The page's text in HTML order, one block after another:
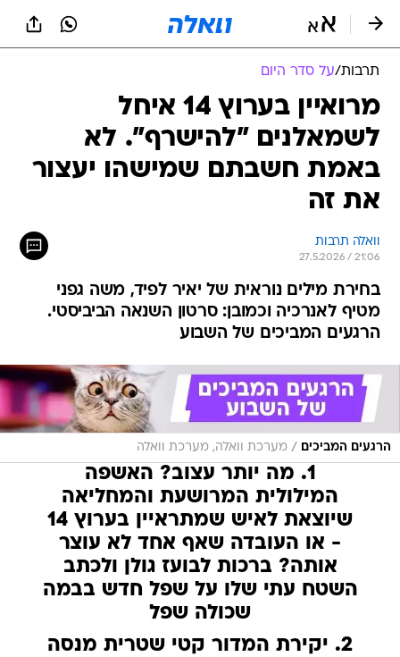
תרבות/על סדר היום
מרואיין בערוץ 14 איחל
לשמאלנים "להישרף". לא
באמת חשבתם שמישהו יעצור
את זה
וואלה תרבות
27.5.2026 / 21:06
בחירת מילים נוראית של יאיר לפיד, משה גפני
מטיף לאנרכיה וכמובן: סרטון השנאה הביביסטי.
הרגעים המביכים של השבוע
הרגעים המביכים / מערכת וואלה, מערכת וואלה
1. מה יותר עצוב? האשפה
המילולית המרושעת והמחליאה
שיוצאת לאיש שמתראיין בערוץ 14
- או העובדה שאף אחד לא עוצר
אותה? ברכות לבועז גולן ולכתב
השטח עתי שלו על שפל חדש בבמה
שכולה שפל
2. יקירת המדור קטי שטרית מנסה